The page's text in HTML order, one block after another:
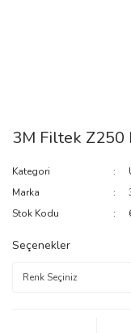
3M Filtek
Kategori
Marka
Stok Kodu
Seçenekler